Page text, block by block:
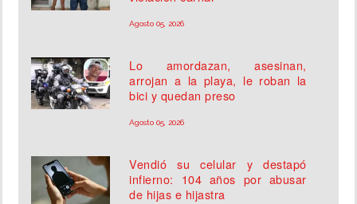
Agosto 05, 2026
Lo amordazan, asesinan,
arrojan a la playa, le roban la
bici y quedan preso
Agosto 05, 2026
Vendió su celular y destapó
infierno: 104 años por abusar
de hijas e hijastra